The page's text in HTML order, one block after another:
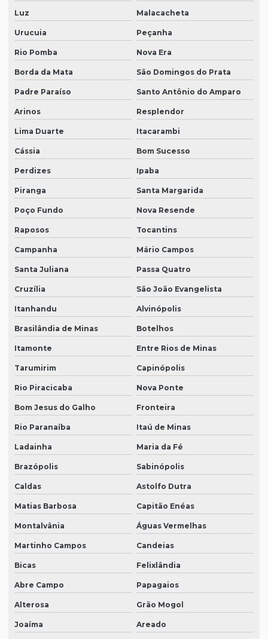
Luz Malacacheta
Urucuia Peçanha
Rio Pomba Nova Era
Borda da Mata São Domingos do Prata
Padre Paraíso Santo Antônio do Amparo
Arinos Resplendor
Lima Duarte Itacarambi
Cássia Bom Sucesso
Perdizes Ipaba
Piranga Santa Margarida
Poço Fundo Nova Resende
Raposos Tocantins
Campanha Mário Campos
Santa Juliana Passa Quatro
Cruzília São João Evangelista
Itanhandu Alvinópolis
Brasilândia de Minas Botelhos
Itamonte Entre Rios de Minas
Tarumirim Capinópolis
Rio Piracicaba Nova Ponte
Bom Jesus do Galho Fronteira
Rio Paranaíba Itaú de Minas
Ladainha Maria da Fé
Brazópolis Sabinópolis
Caldas Astolfo Dutra
Matias Barbosa Capitão Enéas
Montalvânia Águas Vermelhas
Martinho Campos Candeias
Bicas Felixlândia
Abre Campo Papagaios
Alterosa Grão Mogol
Joaíma Areado